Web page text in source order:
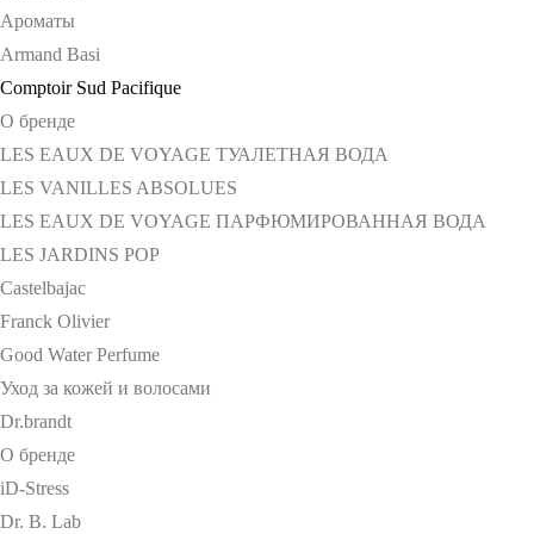
Ароматы
Armand Basi
Comptoir Sud Pacifique
О бренде
LES EAUX DE VOYAGE ТУАЛЕТНАЯ ВОДА
LES VANILLES ABSOLUES
LES EAUX DE VOYAGE ПАРФЮМИРОВАННАЯ ВОДА
LES JARDINS POP
Castelbajac
Franck Olivier
Good Water Perfume
Уход за кожей и волосами
Dr.brandt
О бренде
iD-Stress
Dr. B. Lab